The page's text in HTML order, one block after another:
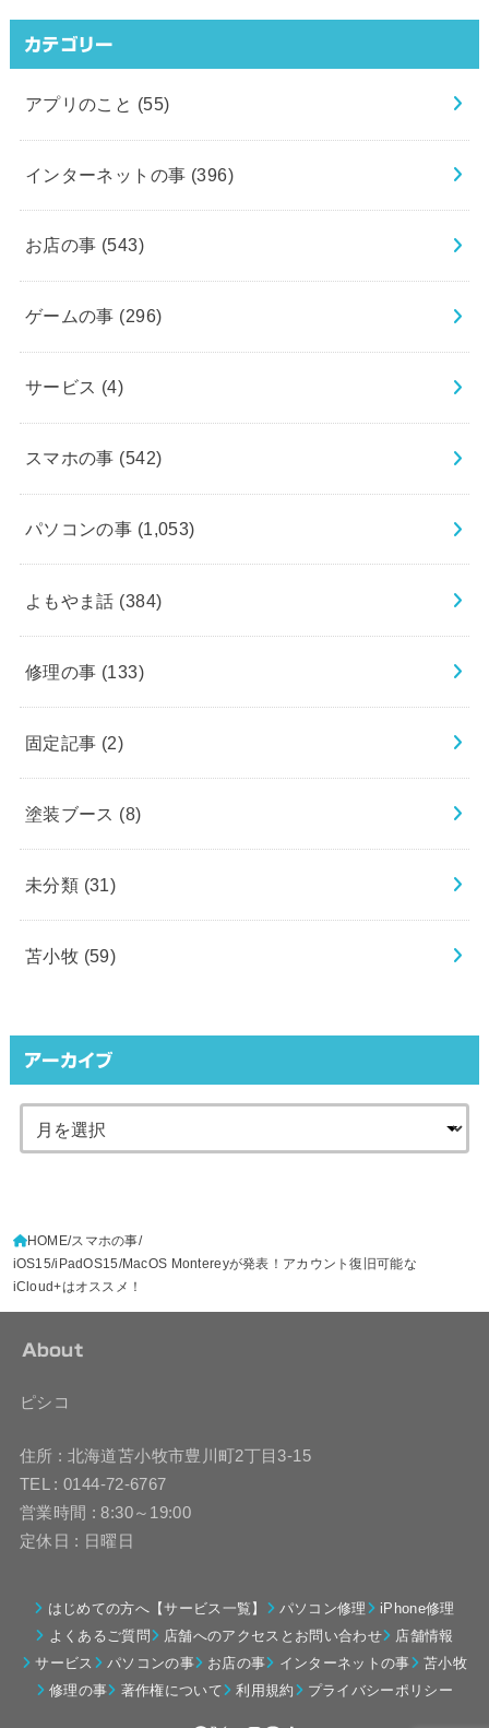
カテゴリー
アプリのこと (55)
インターネットの事 (396)
お店の事 (543)
ゲームの事 (296)
サービス (4)
スマホの事 (542)
パソコンの事 (1,053)
よもやま話 (384)
修理の事 (133)
固定記事 (2)
塗装ブース (8)
未分類 (31)
苫小牧 (59)
アーカイブ
HOME スマホの事
iOS15/iPadOS15/MacOS Montereyが発表！アカウント復旧可能な
iCloud+はオススメ！
About
ピシコ
住所 : 北海道苫小牧市豊川町2丁目3-15
TEL : 0144-72-6767
営業時間 : 8:30～19:00
定休日 : 日曜日
はじめての方へ【サービス一覧】 パソコン修理
iPhone修理
よくあるご質問
店舗へのアクセスとお問い合わせ
店舗情報
サービス
パソコンの事 お店の事 インターネットの事
苫小牧
修理の事
著作権について 利用規約 プライバシーポリシー